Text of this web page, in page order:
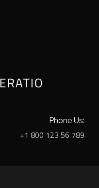
Phone Us:
+1 800 123 56 789